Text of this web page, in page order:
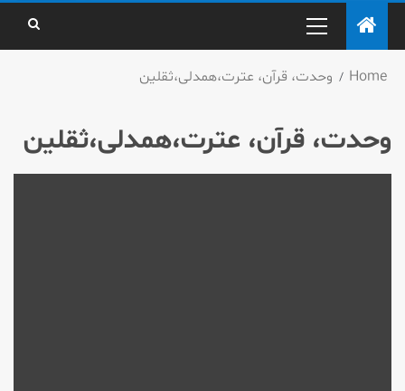
Home وحدت، قرآن، عترت،همدلی،ثقلین
وحدت، قرآن، عترت،همدلی،ثقلین